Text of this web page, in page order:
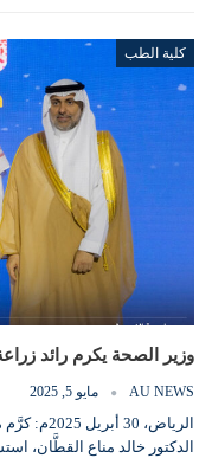
كلية الطب
وزير الصحة يكرم رائد
AU NEWS مايو 5, 2025
الرياض،
الدكتور خالد مناع القطَّان،